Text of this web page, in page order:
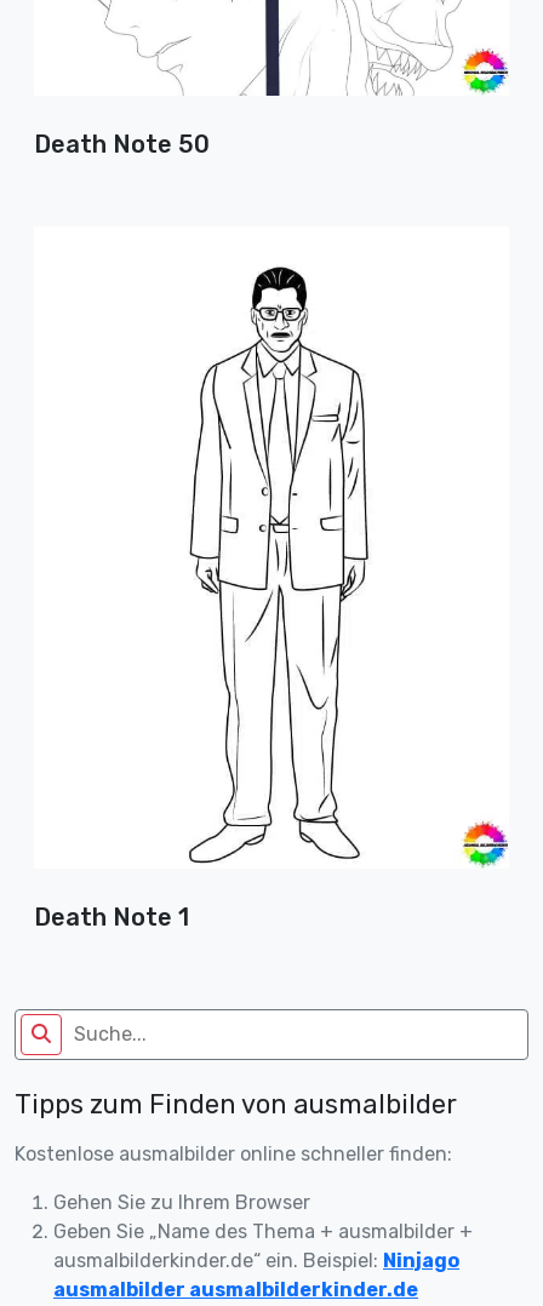
Death Note 50
Death Note 1
Tipps zum Finden von ausmalbilder
Kostenlose ausmalbilder online schneller finden:
Gehen Sie zu Ihrem Browser
Geben Sie „Name des Thema + ausmalbilder +
ausmalbilderkinder.de“ ein. Beispiel: Ninjago
ausmalbilder ausmalbilderkinder.de